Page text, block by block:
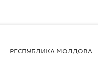
РЕСПУБЛИКА МОЛДОВА